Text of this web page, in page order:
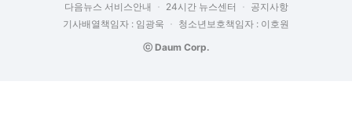
다음뉴스 서비스안내 24시간 뉴스센터
공지사항
기사배열책임자 : 임광욱
청소년보호책임자 : 이호원
ⓒ Daum Corp.